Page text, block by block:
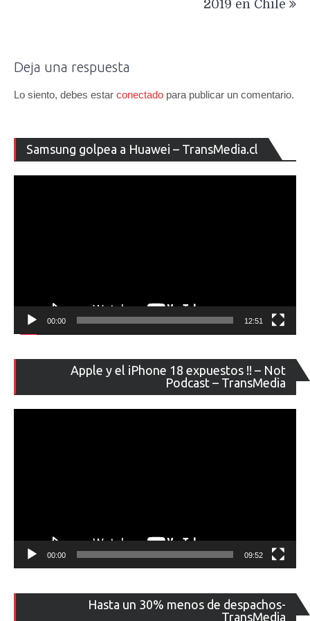
2019 en Chile
Deja una respuesta
Lo siento, debes estar conectado para publicar un comentario.
Samsung golpea a Huawei – TransMedia.cl
de
00:00 12:51
Apple y el iPhone 18 expuestos !! – Not
Podcast – TransMedia
de
00:00 09:52
Hasta un 30% menos de despachos-
TransMedia
de